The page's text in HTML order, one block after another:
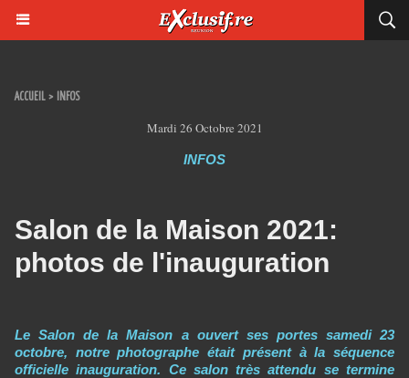
ACCUEIL > INFOS
Mardi 26 Octobre 2021
INFOS
Salon de la Maison 2021:
photos de l'inauguration
Le Salon de la Maison a ouvert ses portes samedi 23
octobre, notre photographe était présent à la séquence
officielle inauguration. Ce salon très attendu se termine